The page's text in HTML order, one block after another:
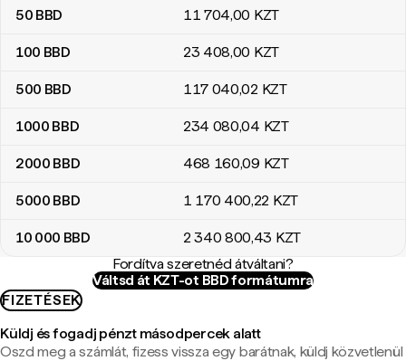
50 BBD 11 704,00 KZT
100 BBD 23 408,00 KZT
500 BBD 117 040,02 KZT
1000 BBD 234 080,04 KZT
2000 BBD 468 160,09 KZT
5000 BBD 1 170 400,22 KZT
10 000 BBD 2 340 800,43 KZT
Fordítva szeretnéd átváltani?
Váltsd át KZT-ot BBD formátumra
FIZETÉSEK
Küldj és fogadj pénzt másodpercek alatt
Oszd meg a számlát, fizess vissza egy barátnak, küldj közvetlenül